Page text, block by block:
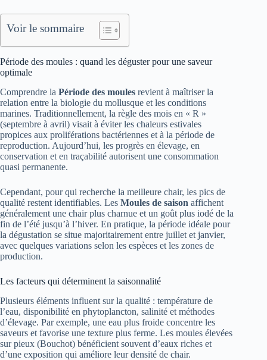
Voir le sommaire
Période des moules : quand les déguster pour une saveur
optimale
Comprendre la Période des moules revient à maîtriser la
relation entre la biologie du mollusque et les conditions
marines. Traditionnellement, la règle des mois en « R »
(septembre à avril) visait à éviter les chaleurs estivales
propices aux proliférations bactériennes et à la période de
reproduction. Aujourd’hui, les progrès en élevage, en
conservation et en traçabilité autorisent une consommation
quasi permanente.
Cependant, pour qui recherche la meilleure chair, les pics de
qualité restent identifiables. Les Moules de saison affichent
généralement une chair plus charnue et un goût plus iodé de la
fin de l’été jusqu’à l’hiver. En pratique, la période idéale pour
la dégustation se situe majoritairement entre juillet et janvier,
avec quelques variations selon les espèces et les zones de
production.
Les facteurs qui déterminent la saisonnalité
Plusieurs éléments influent sur la qualité : température de
l’eau, disponibilité en phytoplancton, salinité et méthodes
d’élevage. Par exemple, une eau plus froide concentre les
saveurs et favorise une texture plus ferme. Les moules élevées
sur pieux (Bouchot) bénéficient souvent d’eaux riches et
d’une exposition qui améliore leur densité de chair.